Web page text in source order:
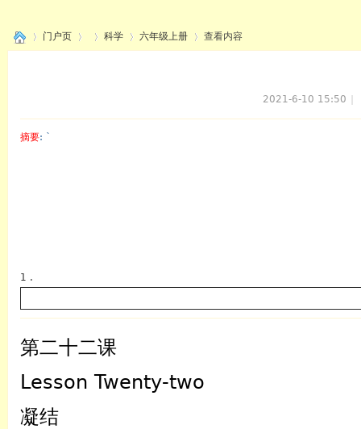
英语
门户页 科学 六年级上册 查看内容
2021-6-10 15:50
摘要: `
1 .
第二十二课
Lesson Twenty-two
凝结